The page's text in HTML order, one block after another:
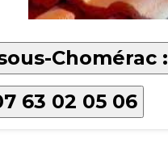
Chomérac :
63 02 05 06